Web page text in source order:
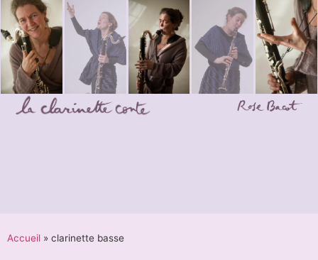
Accueil » clarinette basse